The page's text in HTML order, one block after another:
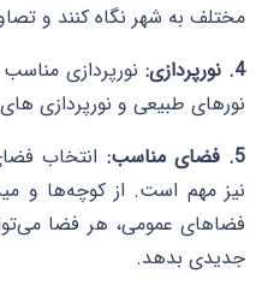
مختلف به شهر نگاه کنند و
4. نورپردازی:
نورپردازی مناسب
نورهای طبیعی و نورپردازی
5. فضای مناسب:
انتخاب
نیز مهم است. از کوچه‌ها و
فضاهای عمومی، هر فضا
جدیدی بدهد.